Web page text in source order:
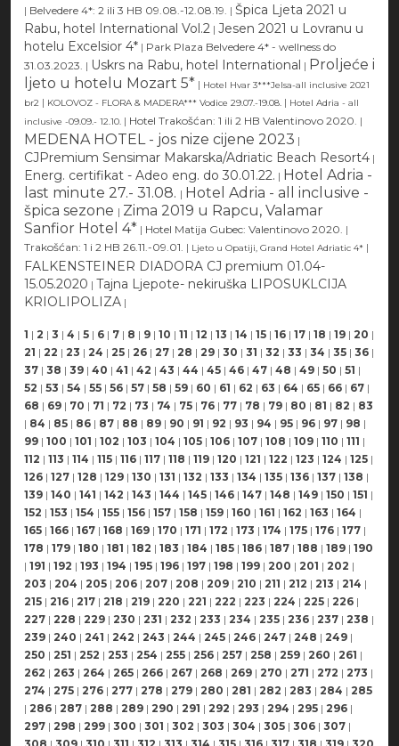
| Belvedere 4*: 2 ili 3 HB 09.08.-12.08.19. | Špica Ljeta 2021 u
Rabu, hotel International Vol.2 | Jesen 2021 u Lovranu u
hotelu Excelsior 4* | Park Plaza Belvedere 4* - wellness do
31.03.2023. | Uskrs na Rabu, hotel International | Proljeće i
ljeto u hotelu Mozart 5* | Hotel Hvar 3***Jelsa-all inclusive 2021
br2 | KOLOVOZ - FLORA & MADERA*** Vodice 29.07.-19.08. | Hotel Adria - all
inclusive -09.09.- 12.10. | Hotel Trakošćan: 1 ili 2 HB Valentinovo 2020. |
MEDENA HOTEL - jos nize cijene 2023 |
CJPremium Sensimar Makarska/Adriatic Beach Resort4 |
Energ. certifikat - Adeo eng. do 30.01.22. | Hotel Adria -
last minute 27.- 31.08. | Hotel Adria - all inclusive -
špica sezone | Zima 2019 u Rapcu, Valamar
Sanfior Hotel 4* | Hotel Matija Gubec: Valentinovo 2020. |
Trakošćan: 1 i 2 HB 26.11.-09.01. | Ljeto u Opatiji, Grand Hotel Adriatic 4* |
FALKENSTEINER DIADORA CJ premium 01.04-
15.05.2020 | Tajna Ljepote- nekiruška LIPOSUKLCIJA
KRIOLIPOLIZA |
1 | 2 | 3 | 4 | 5 | 6 | 7 | 8 | 9 | 10 | 11 | 12 | 13 | 14 | 15 | 16 | 17 | 18 | 19 | 20 |
21 | 22 | 23 | 24 | 25 | 26 | 27 | 28 | 29 | 30 | 31 | 32 | 33 | 34 | 35 | 36 |
37 | 38 | 39 | 40 | 41 | 42 | 43 | 44 | 45 | 46 | 47 | 48 | 49 | 50 | 51 |
52 | 53 | 54 | 55 | 56 | 57 | 58 | 59 | 60 | 61 | 62 | 63 | 64 | 65 | 66 | 67 |
68 | 69 | 70 | 71 | 72 | 73 | 74 | 75 | 76 | 77 | 78 | 79 | 80 | 81 | 82 | 83
| 84 | 85 | 86 | 87 | 88 | 89 | 90 | 91 | 92 | 93 | 94 | 95 | 96 | 97 | 98 |
99 | 100 | 101 | 102 | 103 | 104 | 105 | 106 | 107 | 108 | 109 | 110 | 111 |
112 | 113 | 114 | 115 | 116 | 117 | 118 | 119 | 120 | 121 | 122 | 123 | 124 | 125 |
126 | 127 | 128 | 129 | 130 | 131 | 132 | 133 | 134 | 135 | 136 | 137 | 138 |
139 | 140 | 141 | 142 | 143 | 144 | 145 | 146 | 147 | 148 | 149 | 150 | 151 |
152 | 153 | 154 | 155 | 156 | 157 | 158 | 159 | 160 | 161 | 162 | 163 | 164 |
165 | 166 | 167 | 168 | 169 | 170 | 171 | 172 | 173 | 174 | 175 | 176 | 177 |
178 | 179 | 180 | 181 | 182 | 183 | 184 | 185 | 186 | 187 | 188 | 189 | 190
| 191 | 192 | 193 | 194 | 195 | 196 | 197 | 198 | 199 | 200 | 201 | 202 |
203 | 204 | 205 | 206 | 207 | 208 | 209 | 210 | 211 | 212 | 213 | 214 |
215 | 216 | 217 | 218 | 219 | 220 | 221 | 222 | 223 | 224 | 225 | 226 |
227 | 228 | 229 | 230 | 231 | 232 | 233 | 234 | 235 | 236 | 237 | 238 |
239 | 240 | 241 | 242 | 243 | 244 | 245 | 246 | 247 | 248 | 249 |
250 | 251 | 252 | 253 | 254 | 255 | 256 | 257 | 258 | 259 | 260 | 261 |
262 | 263 | 264 | 265 | 266 | 267 | 268 | 269 | 270 | 271 | 272 | 273 |
274 | 275 | 276 | 277 | 278 | 279 | 280 | 281 | 282 | 283 | 284 | 285
| 286 | 287 | 288 | 289 | 290 | 291 | 292 | 293 | 294 | 295 | 296 |
297 | 298 | 299 | 300 | 301 | 302 | 303 | 304 | 305 | 306 | 307 |